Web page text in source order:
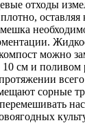
отходы
можно
10 см и
всего
сорные